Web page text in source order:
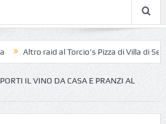
Altro raid al Torcio’s Pizza di Villa di Serio
PORTI IL VINO DA CASA E PRANZI AL